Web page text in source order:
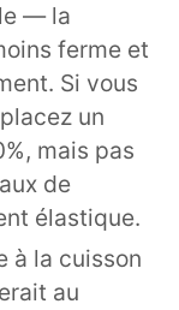
— la
ferme et
Si vous
un
mais pas
de
élastique.
à la cuisson
au